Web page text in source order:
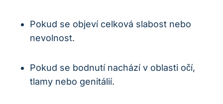
Pokud se objeví celková slabost nebo
nevolnost.
Pokud se bodnutí nachází v oblasti očí,
tlamy nebo genitálií.